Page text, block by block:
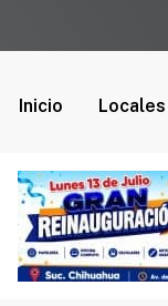
Inicio Locales